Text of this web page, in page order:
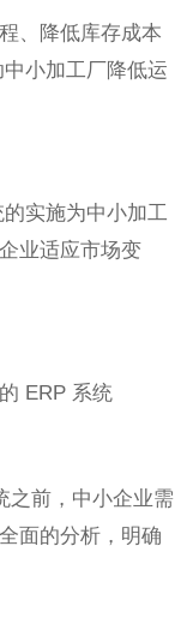
、降低库存成本
小加工厂降低运
实施为中小加工
业适应市场变
ERP 系统
前，中小企业需
面的分析，明确